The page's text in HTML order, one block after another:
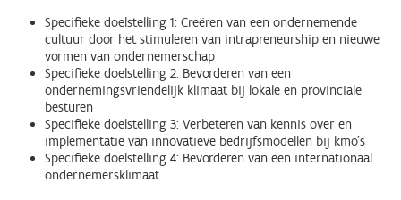
Specifieke doelstelling 1: Creëren van een ondernemende
cultuur door het stimuleren van intrapreneurship en nieuwe
vormen van ondernemerschap
Specifieke doelstelling 2: Bevorderen van een
ondernemingsvriendelijk klimaat bij lokale en provinciale
besturen
Specifieke doelstelling 3: Verbeteren van kennis over en
implementatie van innovatieve bedrijfsmodellen bij kmo’s
Specifieke doelstelling 4: Bevorderen van een internationaal
ondernemersklimaat